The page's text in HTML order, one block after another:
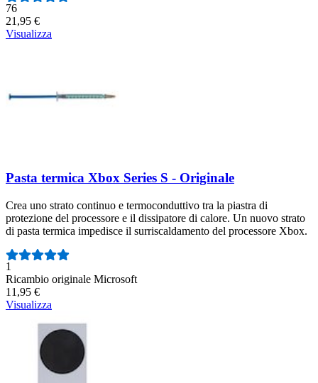
Numero di recensioni:
76
21,95 €
Visualizza
Pasta termica Xbox Series S - Originale
Crea uno strato continuo e termoconduttivo tra la piastra di
protezione del processore e il dissipatore di calore. Un nuovo strato
di pasta termica impedisce il surriscaldamento del processore Xbox.
Numero di recensioni:
1
Ricambio originale Microsoft
11,95 €
Visualizza